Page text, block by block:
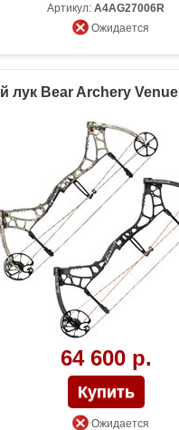
Артикул: A4AG27006R
Ожидается
лук Bear Archery Venue
64 600 р.
Ожидается